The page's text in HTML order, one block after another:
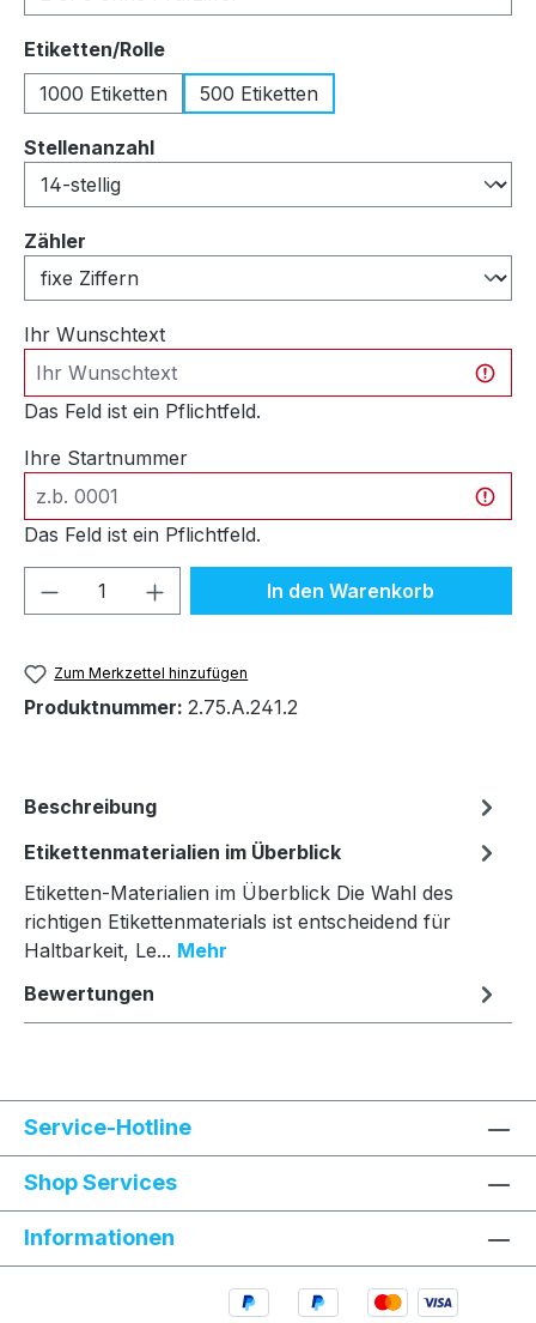
Etiketten/Rolleauswählen
1000 Etiketten
500 Etiketten
Stellenanzahlauswählen
Zähler
Ihr Wunschtext
Das Feld ist ein Pflichtfeld.
Ihre Startnummer
Das Feld ist ein Pflichtfeld.
Produkt Anzahl: Gib denIn den Warenkorb
Zum Merkzettel hinzufügen
Produktnummer: 2.75.A.241.2
Beschreibung
Etikettenmaterialien im Überblick
Etiketten-Materialien im Überblick Die Wahl des
richtigen Etikettenmaterials ist entscheidend für
Haltbarkeit, Le... Mehr
Bewertungen
Service-Hotline
Shop Services
Informationen